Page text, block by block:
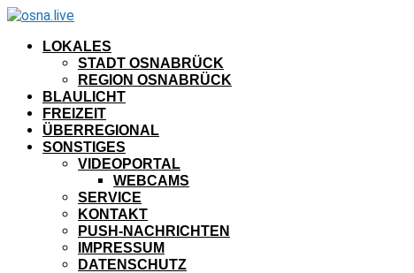
LOKALES
STADT OSNABRÜCK
REGION OSNABRÜCK
BLAULICHT
FREIZEIT
ÜBERREGIONAL
SONSTIGES
VIDEOPORTAL
WEBCAMS
SERVICE
KONTAKT
PUSH-NACHRICHTEN
IMPRESSUM
DATENSCHUTZ